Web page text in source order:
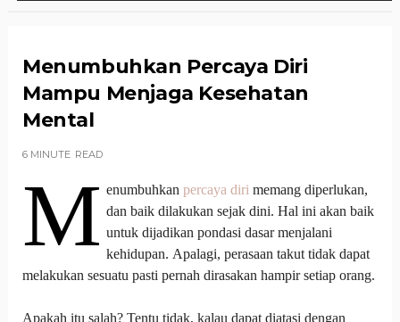
Menumbuhkan Percaya Diri
Mampu Menjaga Kesehatan
Mental
6 MINUTE READ
M enumbuhkan percaya diri memang diperlukan,
dan baik dilakukan sejak dini. Hal ini akan baik
untuk dijadikan pondasi dasar menjalani
kehidupan. Apalagi, perasaan takut tidak dapat
melakukan sesuatu pasti pernah dirasakan hampir setiap orang.
Apakah itu salah? Tentu tidak, kalau dapat diatasi dengan